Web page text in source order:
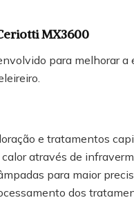
MX3600
para melhorar a
e tratamentos
através de
para maior
dos